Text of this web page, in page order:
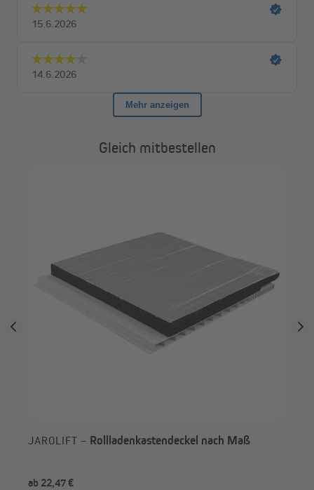
Montagevideo - Bürstendichtung für Rollladenkasten
Videoinhalte einzubetten. Dieser Service kann Daten zu
deinen Aktivitäten sammeln. Bitte lies die Details durch
und stimme der Nutzung des Service zu, um dieses Video
Mehr Informationen
Akzeptieren
Gleich mitbestellen
JAROLIFT – Rollladenkastendeckel nach Maß
ab 22,47 €